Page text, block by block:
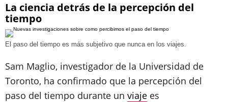
La ciencia detrás de la percepción del
tiempo
El paso del tiempo es más subjetivo que nunca en los viajes.
Sam Maglio, investigador de la Universidad de
Toronto, ha confirmado que la percepción del
paso del tiempo durante un viaje es